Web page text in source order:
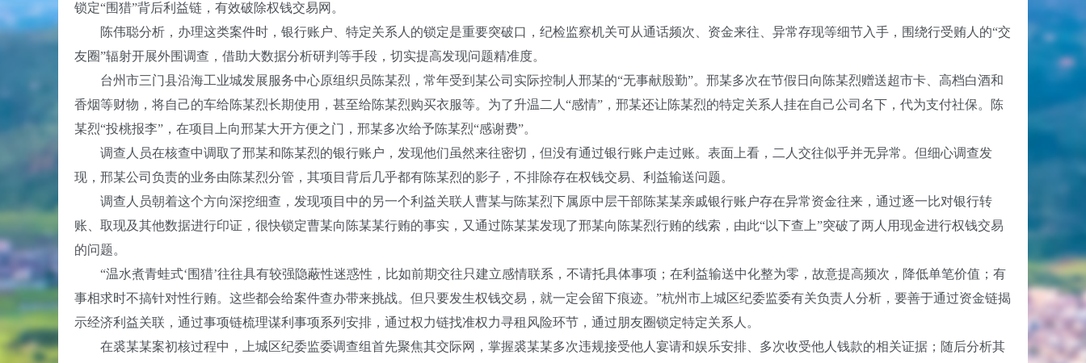
锁定“围猎”背后利益链，有效破除权钱交易网。
陈伟聪分析，办理这类案件时，银行账户、特定关系人的锁定是重要突破口，纪检监察机关可从通话频次、资金来往、异常存现等细节入手，围绕行受贿人的“交
友圈”辐射开展外围调查，借助大数据分析研判等手段，切实提高发现问题精准度。
台州市三门县沿海工业城发展服务中心原组织员陈某烈，常年受到某公司实际控制人邢某的“无事献殷勤”。邢某多次在节假日向陈某烈赠送超市卡、高档白酒和
香烟等财物，将自己的车给陈某烈长期使用，甚至给陈某烈购买衣服等。为了升温二人“感情”，邢某还让陈某烈的特定关系人挂在自己公司名下，代为支付社保。陈
某烈“投桃报李”，在项目上向邢某大开方便之门，邢某多次给予陈某烈“感谢费”。
调查人员在核查中调取了邢某和陈某烈的银行账户，发现他们虽然来往密切，但没有通过银行账户走过账。表面上看，二人交往似乎并无异常。但细心调查发
现，邢某公司负责的业务由陈某烈分管，其项目背后几乎都有陈某烈的影子，不排除存在权钱交易、利益输送问题。
调查人员朝着这个方向深挖细查，发现项目中的另一个利益关联人曹某与陈某烈下属原中层干部陈某某亲戚银行账户存在异常资金往来，通过逐一比对银行转
账、取现及其他数据进行印证，很快锁定曹某向陈某某行贿的事实，又通过陈某某发现了邢某向陈某烈行贿的线索，由此“以下查上”突破了两人用现金进行权钱交易
的问题。
“温水煮青蛙式‘围猎’往往具有较强隐蔽性迷惑性，比如前期交往只建立感情联系，不请托具体事项；在利益输送中化整为零，故意提高频次，降低单笔价值；有
事相求时不搞针对性行贿。这些都会给案件查办带来挑战。但只要发生权钱交易，就一定会留下痕迹。”杭州市上城区纪委监委有关负责人分析，要善于通过资金链揭
示经济利益关联，通过事项链梳理谋利事项系列安排，通过权力链找准权力寻租风险环节，通过朋友圈锁定特定关系人。
在裘某某案初核过程中，上城区纪委监委调查组首先聚焦其交际网，掌握裘某某多次违规接受他人宴请和娱乐安排、多次收受他人钱款的相关证据；随后分析其